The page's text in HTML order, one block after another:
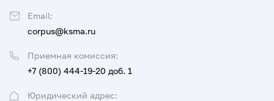
Юридический адрес:
Приемная комиссия:
+7 (800) 444-19-20 доб. 1
Email:
corpus@ksma.ru